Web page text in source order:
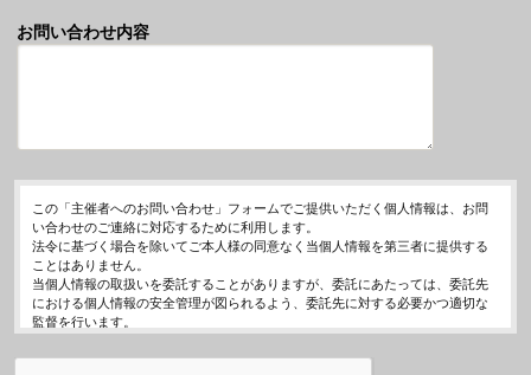
お問い合わせ内容
この「主催者へのお問い合わせ」フォームでご提供いただく個人情報は、お問
い合わせのご連絡に対応するために利用します。
法令に基づく場合を除いてご本人様の同意なく当個人情報を第三者に提供する
ことはありません。
当個人情報の取扱いを委託することがありますが、委託にあたっては、委託先
における個人情報の安全管理が図られるよう、委託先に対する必要かつ適切な
監督を行います。
当個人情報の利用目的の通知、開示、内容の訂正・追加または削除、利用の停
止・消去および第三者への提供の停止（「開示等」といいます。）を受け付け